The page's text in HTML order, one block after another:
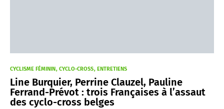
CYCLISME FÉMININ CYCLO-CROSS ENTRETIENS
Line Burquier, Perrine Clauzel, Pauline
Ferrand-Prévot : trois Françaises à l’assaut
des cyclo-cross belges